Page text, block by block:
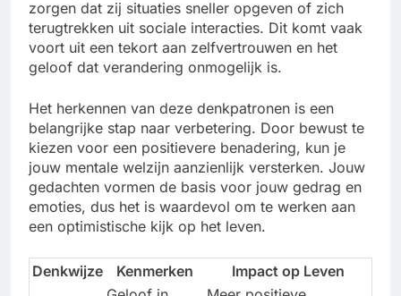
zorgen dat zij situaties sneller opgeven of zich
terugtrekken uit sociale interacties. Dit komt vaak
voort uit een tekort aan zelfvertrouwen en het
geloof dat verandering onmogelijk is.
Het herkennen van deze denkpatronen is een
belangrijke stap naar verbetering. Door bewust te
kiezen voor een positievere benadering, kun je
jouw mentale welzijn aanzienlijk versterken. Jouw
gedachten vormen de basis voor jouw gedrag en
emoties, dus het is waardevol om te werken aan
een optimistische kijk op het leven.
Denkwijze Kenmerken Impact op Leven